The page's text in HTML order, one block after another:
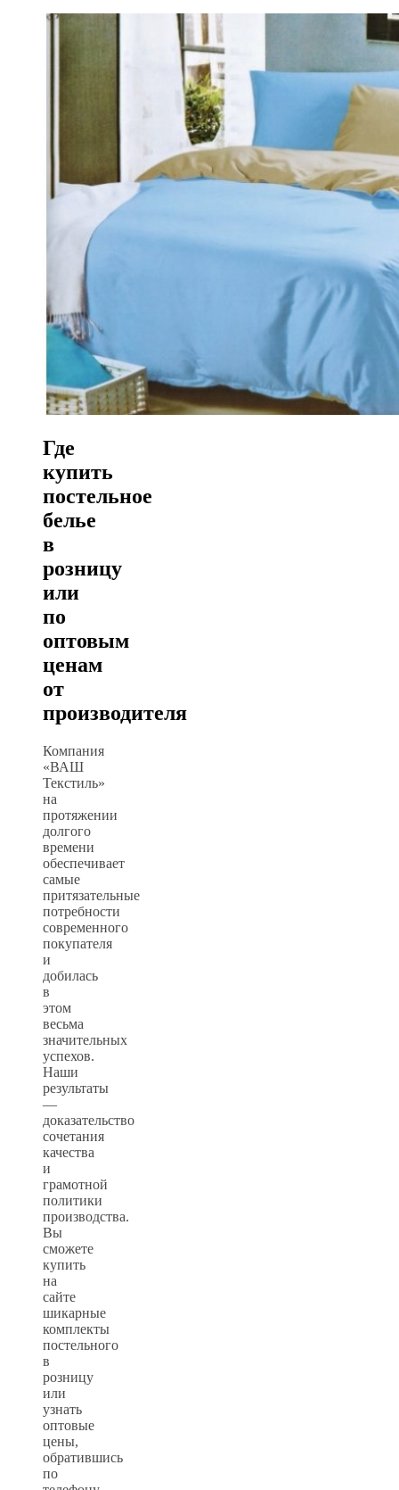
Где
купить
постельное
белье
в
розницу
или
по
оптовым
ценам
от
производителя
Компания
«ВАШ
Текстиль»
на
протяжении
долгого
времени
обеспечивает
самые
притязательные
потребности
современного
покупателя
и
добилась
в
этом
весьма
значительных
успехов.
Наши
результаты
—
доказательство
сочетания
качества
и
грамотной
политики
производства.
Вы
сможете
купить
на
сайте
шикарные
комплекты
постельного
в
розницу
или
узнать
оптовые
цены,
обратившись
по